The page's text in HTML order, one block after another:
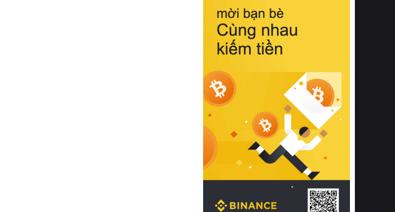
hồi chuẩn xác của phần đệm nâng đỡ
cột sống.
Bên cạnh đó, việc lựa chọn các dòng
sản phẩm đạt chuẩn chất lượng quốc
tế còn giúp ngăn ngừa tình trạng kích
khuẩn và nấm mốc trong điều kiện
thời tiết nóng ẩm. Bạn có thể tìm hiểu
thêm các nghiên cứu khoa học về tác
động của giấc ngủ và môi trường
phòng ngủ đối với sức khỏe con
người tại Sleep Foundation (External
Link) để có cái nhìn toàn diện hơn.
2. Các tiêu chí vàng khi lựa chọn
chăn ga gối đệm cao cấp cho phòng
ngủ
Để sở hữu một bộ chăn ga gối đệm
cao cấp hoàn hảo cả về thẩm mỹ lẫn
công năng, người tiêu dùng cần cân
nhắc kỹ lưỡng các tiêu chí quan trọng